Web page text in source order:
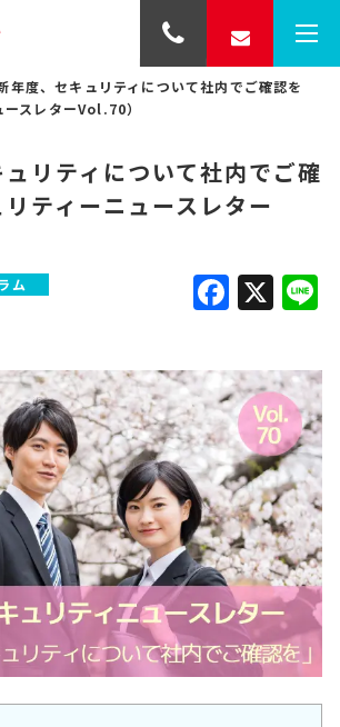
年度、セキュリティについて社内でご確認を
ースレターVol.70）
リティについて社内でご確
ティーニュースレター
ム X